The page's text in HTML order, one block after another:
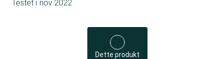
Testet i nov 2022
Dette produkt